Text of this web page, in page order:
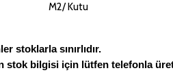
M2/ Kutu
stoklarla sınırlıdır.
stok bilgisi için lütfen telefonla